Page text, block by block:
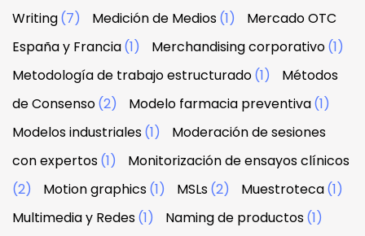
Writing(7) Medición de Medios(1)
Mercado OTC
España y Francia(1) Merchandising corporativo(1)
Metodología de trabajo estructurado(1)
Métodos
de Consenso(2) Modelo farmacia preventiva(1)
Modelos industriales(1)
Moderación de sesiones
con expertos(1)
Monitorización de ensayos clínicos
(2)
Motion graphics(1) MSLs(2) Muestroteca(1)
Multimedia y Redes(1) Naming de productos(1)